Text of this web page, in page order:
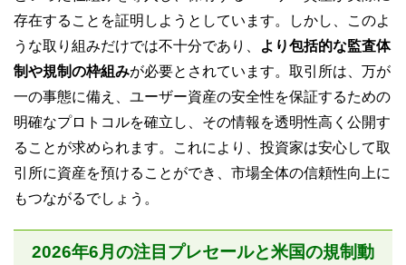
存在することを証明しようとしています。しかし、このよ
うな取り組みだけでは不十分であり、
より包括的な監査体
制や規制の枠組みが必要とされています。取引所は、万が
一の事態に備え、ユーザー資産の安全性を保証するための
明確なプロトコルを確立し、その情報を透明性高く公開す
ることが求められます。これにより、投資家は安心して取
引所に資産を預けることができ、市場全体の信頼性向上に
もつながるでしょう。
2026年6月の注目プレセールと米国の規制動